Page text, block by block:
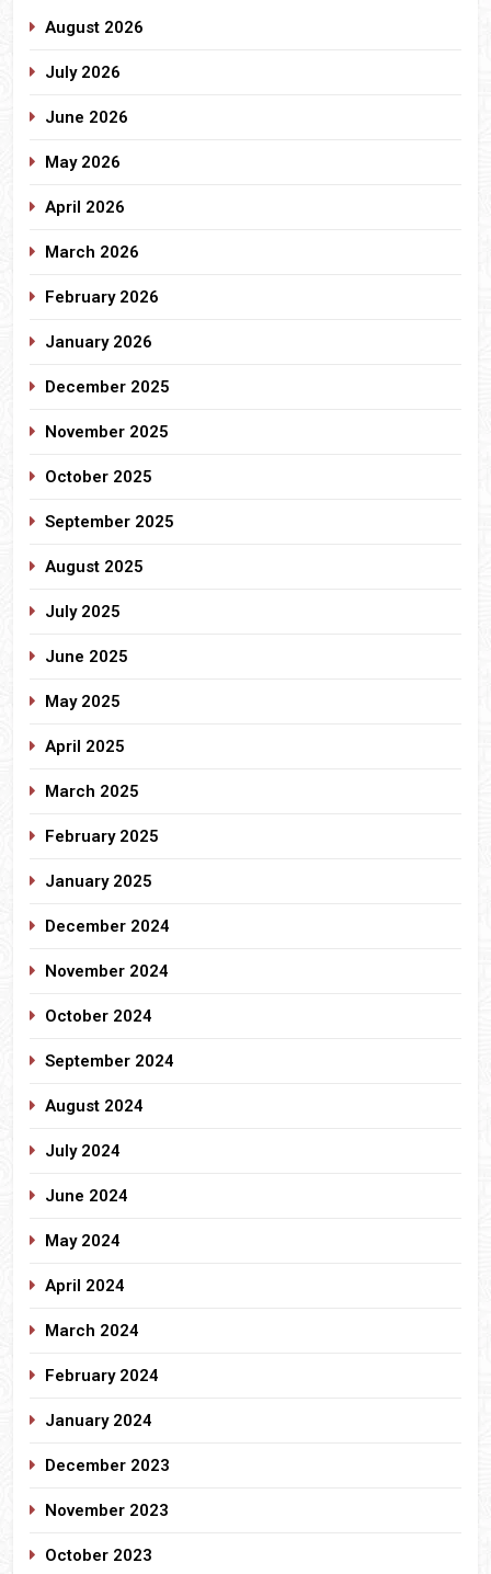
August 2026
July 2026
June 2026
May 2026
April 2026
March 2026
February 2026
January 2026
December 2025
November 2025
October 2025
September 2025
August 2025
July 2025
June 2025
May 2025
April 2025
March 2025
February 2025
January 2025
December 2024
November 2024
October 2024
September 2024
August 2024
July 2024
June 2024
May 2024
April 2024
March 2024
February 2024
January 2024
December 2023
November 2023
October 2023